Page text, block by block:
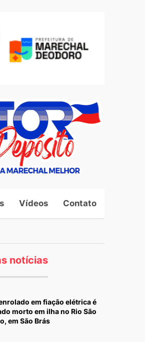
Vídeos Contato
notícias
em fiação elétrica é
morto em ilha no Rio São
em São Brás